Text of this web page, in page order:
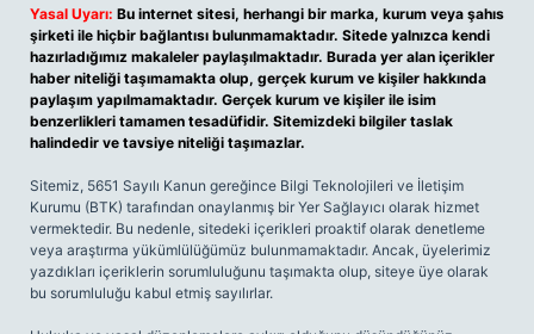
Yasal Uyarı: Bu internet sitesi, herhangi bir marka, kurum veya şahıs
şirketi ile hiçbir bağlantısı bulunmamaktadır. Sitede yalnızca kendi
hazırladığımız makaleler paylaşılmaktadır. Burada yer alan içerikler
haber niteliği taşımamakta olup, gerçek kurum ve kişiler hakkında
paylaşım yapılmamaktadır. Gerçek kurum ve kişiler ile isim
benzerlikleri tamamen tesadüfidir. Sitemizdeki bilgiler taslak
halindedir ve tavsiye niteliği taşımazlar.
Sitemiz, 5651 Sayılı Kanun gereğince Bilgi Teknolojileri ve İletişim
Kurumu (BTK) tarafından onaylanmış bir Yer Sağlayıcı olarak hizmet
vermektedir. Bu nedenle, sitedeki içerikleri proaktif olarak denetleme
veya araştırma yükümlülüğümüz bulunmamaktadır. Ancak, üyelerimiz
yazdıkları içeriklerin sorumluluğunu taşımakta olup, siteye üye olarak
bu sorumluluğu kabul etmiş sayılırlar.